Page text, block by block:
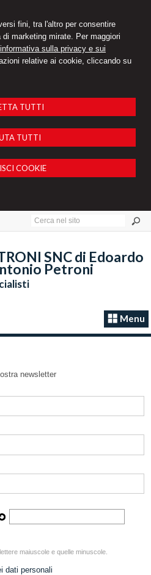
fini, tra l'altro per consentire
marketing mirate. Per maggiori
informativa sulla privacy e sui
relative ai cookie, cliccando su
TUTTI
TUTTI
COOKIE
SNC di Edoardo
Petroni
Menu
newsletter
maiuscole e quelle minuscole.
dati personali